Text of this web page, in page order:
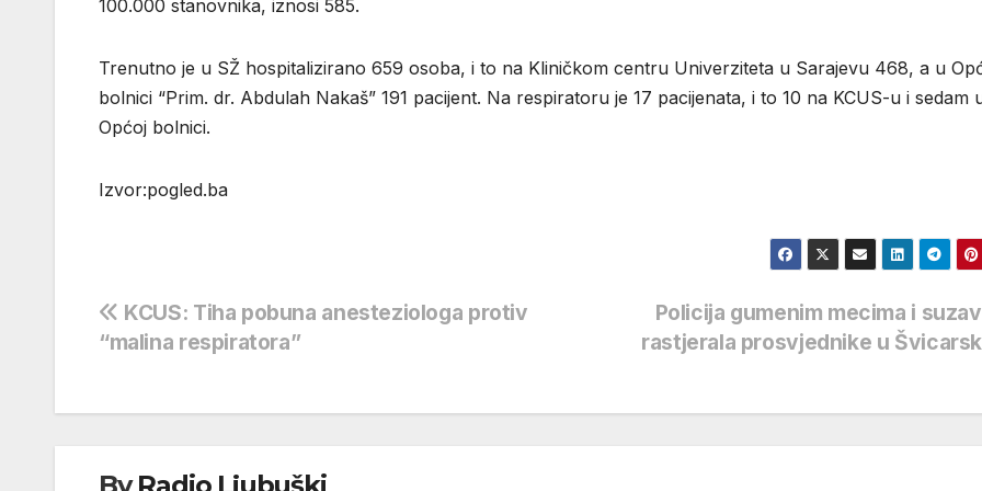
100.000 stanovnika, iznosi 585.
Trenutno je u SŽ hospitalizirano 659 osoba, i to na Kliničkom centru Univerziteta u Sarajevu 468, a u
bolnici “Prim. dr. Abdulah Nakaš” 191 pacijent. Na respiratoru je 17 pacijenata, i to 10 na KCUS-u i sedam
Općoj bolnici.
Izvor:pogled.ba
Navigacija
Policija gumenim mecima i
rastjerala prosvjednike u
KCUS: Tiha pobuna anesteziologa protiv
“malina respiratora”